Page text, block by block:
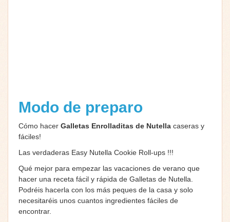
Modo de preparo
Cómo hacer Galletas Enrolladitas de Nutella caseras y
fáciles!
Las verdaderas Easy Nutella Cookie Roll-ups !!!
Qué mejor para empezar las vacaciones de verano que
hacer una receta fácil y rápida de Galletas de Nutella.
Podréis hacerla con los más peques de la casa y solo
necesitaréis unos cuantos ingredientes fáciles de
encontrar.